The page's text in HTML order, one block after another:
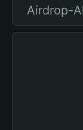
Airdrop-